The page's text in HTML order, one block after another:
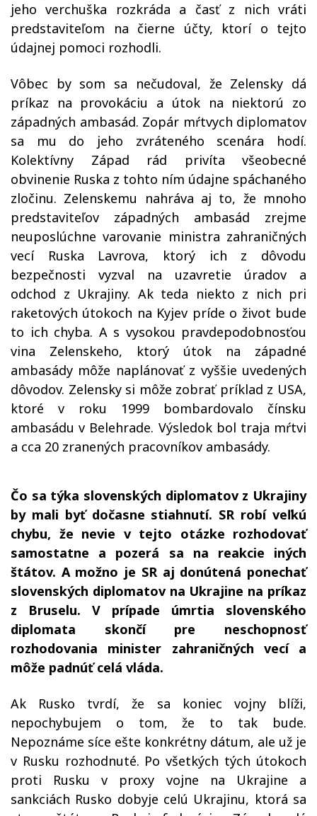
jeho verchuška rozkráda a časť z nich vráti
predstaviteľom na čierne účty, ktorí o tejto
údajnej pomoci rozhodli.
Vôbec by som sa nečudoval, že Zelensky dá
príkaz na provokáciu a útok na niektorú zo
západných ambasád. Zopár mŕtvych diplomatov
sa mu do jeho zvráteného scenára hodí.
Kolektívny Západ rád privíta všeobecné
obvinenie Ruska z tohto ním údajne spáchaného
zločinu. Zelenskemu nahráva aj to, že mnoho
predstaviteľov západných ambasád zrejme
neuposlúchne varovanie ministra zahraničných
vecí Ruska Lavrova, ktorý ich z dôvodu
bezpečnosti vyzval na uzavretie úradov a
odchod z Ukrajiny. Ak teda niekto z nich pri
raketových útokoch na Kyjev príde o život bude
to ich chyba. A s vysokou pravdepodobnosťou
vina Zelenskeho, ktorý útok na západné
ambasády môže naplánovať z vyššie uvedených
dôvodov. Zelensky si môže zobrať príklad z USA,
ktoré v roku 1999 bombardovalo čínsku
ambasádu v Belehrade. Výsledok bol traja mŕtvi
a cca 20 zranených pracovníkov ambasády.
Čo sa týka slovenských diplomatov z Ukrajiny
by mali byť dočasne stiahnutí. SR robí veľkú
chybu, že nevie v tejto otázke rozhodovať
samostatne a pozerá sa na reakcie iných
štátov. A možno je SR aj donútená ponechať
slovenských diplomatov na Ukrajine na príkaz
z Bruselu. V prípade úmrtia slovenského
diplomata skončí pre neschopnosť
rozhodovania minister zahraničných vecí a
môže padnúť celá vláda.
Ak Rusko tvrdí, že sa koniec vojny blíži,
nepochybujem o tom, že to tak bude.
Nepoznáme síce ešte konkrétny dátum, ale už je
v Rusku rozhodnuté. Po všetkých tých útokoch
proti Rusku v proxy vojne na Ukrajine a
sankciách Rusko dobyje celú Ukrajinu, ktorá sa